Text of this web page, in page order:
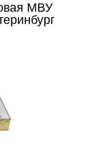
МВУ